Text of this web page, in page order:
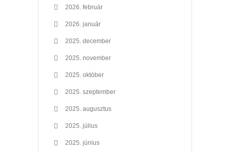
2026. február
2026. január
2025. december
2025. november
2025. október
2025. szeptember
2025. augusztus
2025. július
2025. június